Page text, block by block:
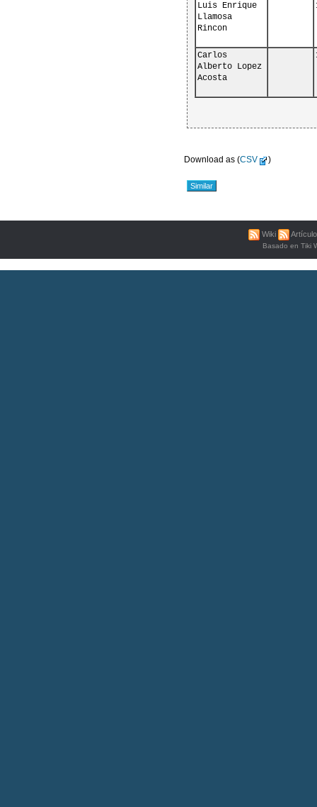
Luis Enrique
Llamosa
Rincon
Carlos
Alberto Lopez
Acosta
Download as (CSV )
Similar
Wiki
Basado en Tiki